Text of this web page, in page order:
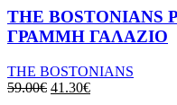
THE
ΓΡΑΜΜΗ ΓΑΛΑΖΙΟ
THE BOSTONIANS
59.00€ 41.30€